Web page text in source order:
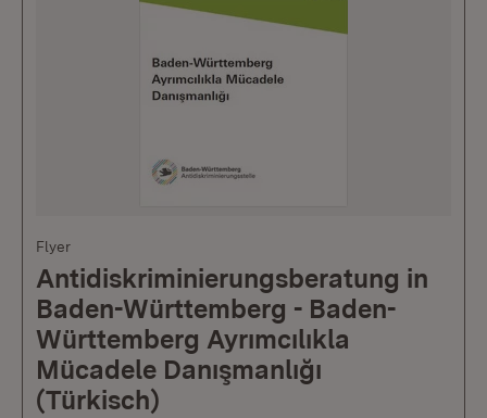
Flyer
Antidiskriminierungsberatung in
Baden-Württemberg - Baden-
Württemberg Ayrımcılıkla
Mücadele Danışmanlığı
(Türkisch)